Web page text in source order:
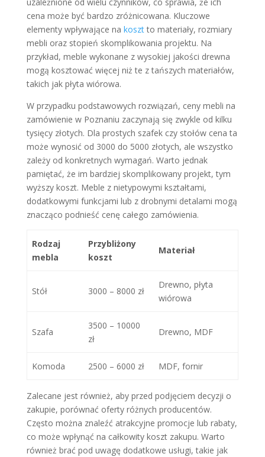
cena może być bardzo zróżnicowana. Kluczowe
elementy wpływające na kosztto materiały, rozmiary
mebli oraz stopień skomplikowania projektu. Na
przykład, meble wykonane z wysokiej jakości drewna
mogą kosztować więcej niż te z tańszych materiałów,
takich jak płyta wiórowa.
W przypadku podstawowych rozwiązań, ceny mebli na
zamówienie w Poznaniu zaczynają się zwykle od kilku
tysięcy złotych. Dla prostych szafek czy stołów cena ta
może wynosić od 3000 do 5000 złotych, ale wszystko
zależy od konkretnych wymagań. Warto jednak
pamiętać, że im bardziej skomplikowany projekt, tym
wyższy koszt. Meble z nietypowymi kształtami,
dodatkowymi funkcjami lub z drobnymi detalami mogą
znacząco podnieść cenę całego zamówienia.
Rodzaj
mebla
Przybliżony
koszt
Materiał
Stół 3000 – 8000 zł
Drewno, płyta
wiórowa
Szafa
3500 – 10000
zł
Drewno, MDF
Komoda 2500 – 6000 zł MDF, fornir
Zalecane jest również, aby przed podjęciem decyzji o
zakupie, porównać oferty różnych producentów.
Często można znaleźć atrakcyjne promocje lub rabaty,
co może wpłynąć na całkowity koszt zakupu. Warto
również brać pod uwagę dodatkowe usługi, takie jak